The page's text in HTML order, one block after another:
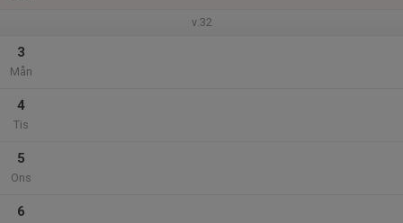
v.32
3
Mån
4
Tis
5
Ons
6